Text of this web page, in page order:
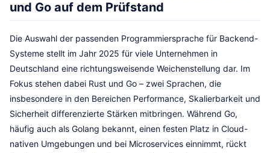
und Go auf dem Prüfstand
Die Auswahl der passenden Programmiersprache für Backend-
Systeme stellt im Jahr 2025 für viele Unternehmen in
Deutschland eine richtungsweisende Weichenstellung dar. Im
Fokus stehen dabei Rust und Go – zwei Sprachen, die
insbesondere in den Bereichen Performance, Skalierbarkeit und
Sicherheit differenzierte Stärken mitbringen. Während Go,
häufig auch als Golang bekannt, einen festen Platz in Cloud-
nativen Umgebungen und bei Microservices einnimmt, rückt